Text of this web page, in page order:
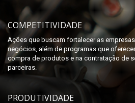
COMPETITIVIDADE
Ações que buscam fortalecer as
negócios, além de programas que
compra de produtos e na contratação de
parceiras.
PRODUTIVIDADE